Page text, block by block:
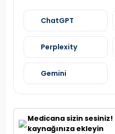
ChatGPT
Perplexity
Gemini
Medicana sizin sesiniz!
kaynağınıza ekleyin